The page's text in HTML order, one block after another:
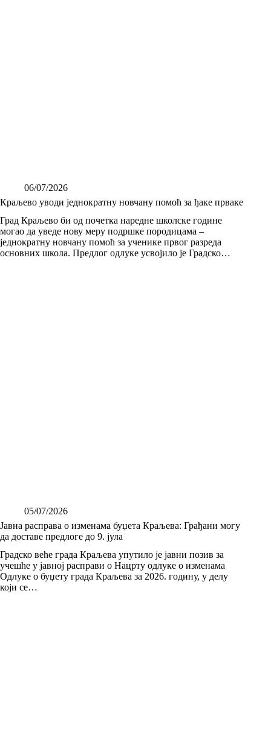
06/07/2026
Краљево уводи једнократну новчану помоћ за ђаке прваке
Град Краљево би од почетка наредне школске године
могао да уведе нову меру подршке породицама –
једнократну новчану помоћ за ученике првог разреда
основних школа. Предлог одлуке усвојило је Градско…
05/07/2026
Јавна расправа о изменама буџета Краљева: Грађани могу
да доставе предлоге до 9. јула
Градско веће града Краљева упутило је јавни позив за
учешће у јавној расправи о Нацрту одлуке о изменама
Одлуке о буџету града Краљева за 2026. годину, у делу
који се…